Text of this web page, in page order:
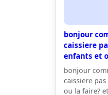
bonjour
caissiere
enfants et
bonjour
caissiere
ou la faire?